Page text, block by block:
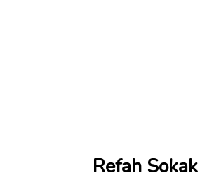
Refah